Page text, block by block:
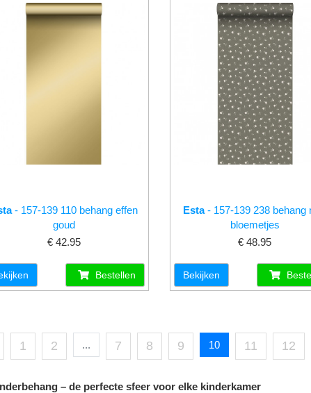
- 157-139 110 behang effen
goud
€ 42.95
Bestellen
Esta- 157-139 238 behang
bloemetjes
€ 48.95
Bekijken
1 2 ... 7 8 9 10 11 12
– de perfecte sfeer voor elke kinderkamer